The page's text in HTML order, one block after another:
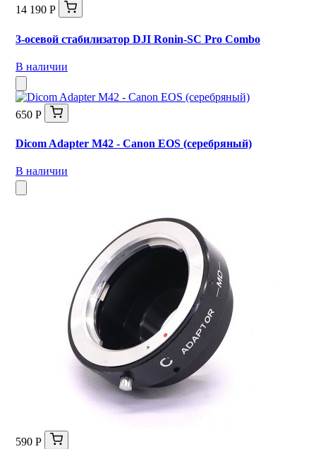
14 190 Р
3-осевой стабилизатор DJI Ronin-SC Pro Combo
В наличии
650 Р
Dicom Adapter M42 - Canon EOS (серебряный)
В наличии
590 Р